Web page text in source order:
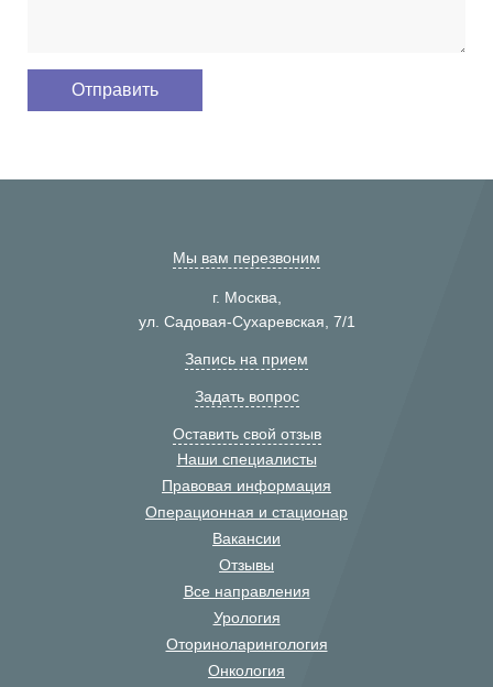
Мы вам перезвоним
г. Москва,
ул. Садовая-Сухаревская, 7/1
Запись на прием
Задать вопрос
Оставить свой отзыв
Наши специалисты
Правовая информация
Операционная и стационар
Вакансии
Отзывы
Все направления
Урология
Оториноларингология
Онкология